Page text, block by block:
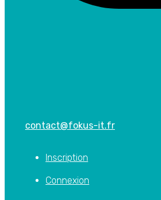
contact@fokus-it.fr
Inscription
Connexion